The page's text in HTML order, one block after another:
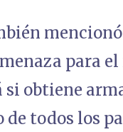
para
si obtiene
todos los